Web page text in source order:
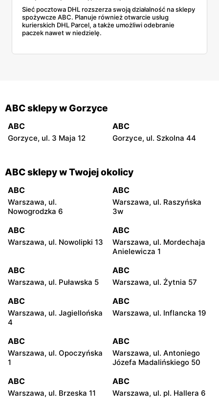
Sieć pocztowa DHL rozszerza swoją działalność na sklepy
spożywcze ABC. Planuje również otwarcie usług
kurierskich DHL Parcel, a także umożliwi odebranie
paczek nawet w niedzielę.
ABC sklepy w Gorzyce
ABC
Gorzyce, ul. 3 Maja 12
ABC
Gorzyce, ul. Szkolna 44
ABC sklepy w Twojej okolicy
ABC
Warszawa, ul.
Nowogrodzka 6
ABC
Warszawa, ul. Raszyńska
3w
ABC
Warszawa, ul. Nowolipki 13
ABC
Warszawa, ul. Mordechaja
Anielewicza 1
ABC
Warszawa, ul. Puławska 5
ABC
Warszawa, ul. Żytnia 57
ABC
Warszawa, ul. Jagiellońska
4
ABC
Warszawa, ul. Inflancka 19
ABC
Warszawa, ul. Opoczyńska
1
ABC
Warszawa, ul. Antoniego
Józefa Madalińskiego 50
ABC
Warszawa, ul. Brzeska 11
ABC
Warszawa, ul. pl. Hallera 6